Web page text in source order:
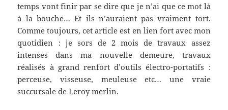
temps vont finir par se dire que je n’ai que ce mot là
à la bouche… Et ils n’auraient pas vraiment tort.
Comme toujours, cet article est en lien fort avec mon
quotidien : je sors de 2 mois de travaux assez
intenses dans ma nouvelle demeure, travaux
réalisés à grand renfort d’outils électro-portatifs :
perceuse, visseuse, meuleuse etc… une vraie
succursale de Leroy merlin.